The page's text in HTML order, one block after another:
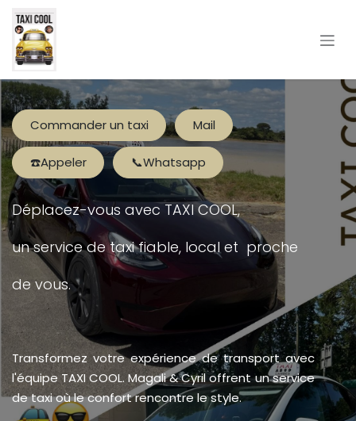
Transformez votre expérience de transport avec
l'équipe TAXI COOL. Magali & Cyril offrent un service
de taxi où le confort rencontre le style.
Commander un taxi Mail
☎️Appeler 📞Whatsapp
Déplacez-vous avec TAXI COOL,
un service de taxi fiable, local et proche
de vous.